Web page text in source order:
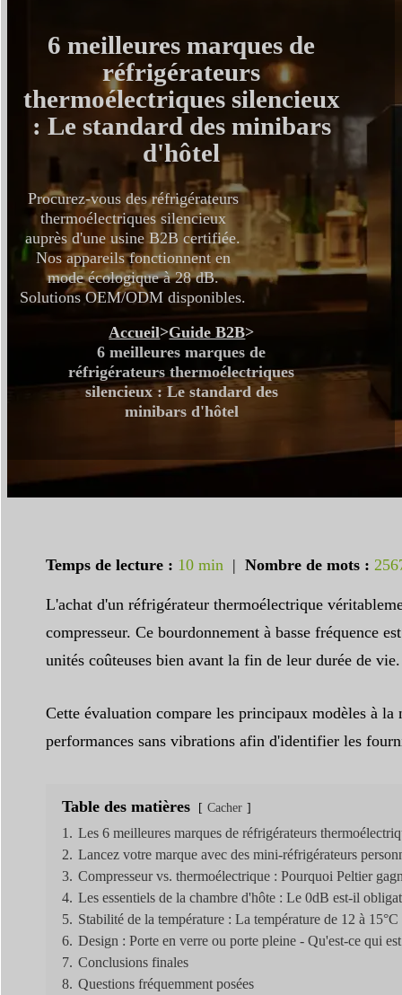
6 meilleures marques de
réfrigérateurs
thermoélectriques silencieux
: Le standard des minibars
d'hôtel
Procurez-vous des réfrigérateurs
thermoélectriques silencieux
auprès d'une usine B2B certifiée.
Nos appareils fonctionnent en
mode écologique à 28 dB.
Solutions OEM/ODM disponibles.
Accueil>Guide B2B>
6 meilleures marques de
réfrigérateurs thermoélectriques
silencieux : Le standard des
minibars d'hôtel
Temps de lecture : 10 min| Nombre de mots :
L'achat d'un réfrigérateur thermoélectrique
compresseur. Ce bourdonnement à basse fréquence
unités coûteuses bien avant la fin de leur durée de vie.
Cette évaluation compare les principaux modèles à
performances sans vibrations afin d'identifier les
Table des matières Cacher
1. Les 6 meilleures marques de réfrigérateurs
2. Lancez votre marque avec des mini-réfrigérateurs
3. Compresseur vs. thermoélectrique : Pourquoi Peltier
4. Les essentiels de la chambre d'hôte : Le 0dB est-il
5. Stabilité de la température : La température de 12 à
6. Design : Porte en verre ou porte pleine - Qu'est-ce qui
7. Conclusions finales
8. Questions fréquemment posées